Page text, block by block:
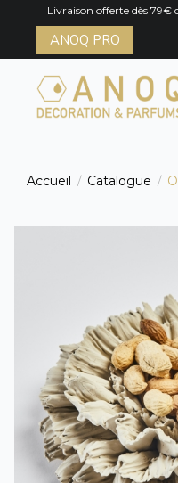
Livraison offerte dès
ANOQ PRO
Accueil / Catalogue /